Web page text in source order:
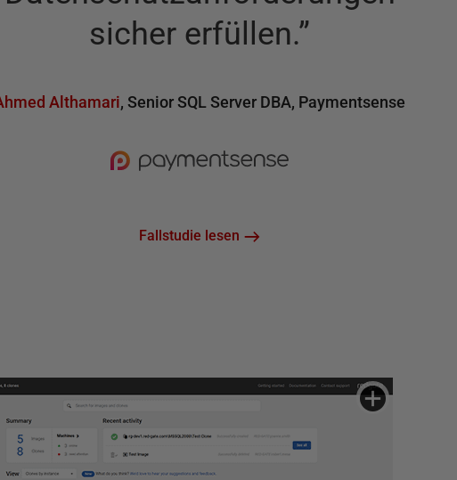
sicher erfüllen.”
Althamari,Senior SQL Server DBA, Paymentsense
Fallstudie lesen